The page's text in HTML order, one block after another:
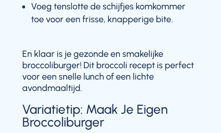
Voeg tenslotte de schijfjes komkommer
toe voor een frisse, knapperige bite.
En klaar is je gezonde en smakelijke
broccoliburger! Dit broccoli recept is perfect
voor een snelle lunch of een lichte
avondmaaltijd.
Variatietip: Maak Je Eigen
Broccoliburger